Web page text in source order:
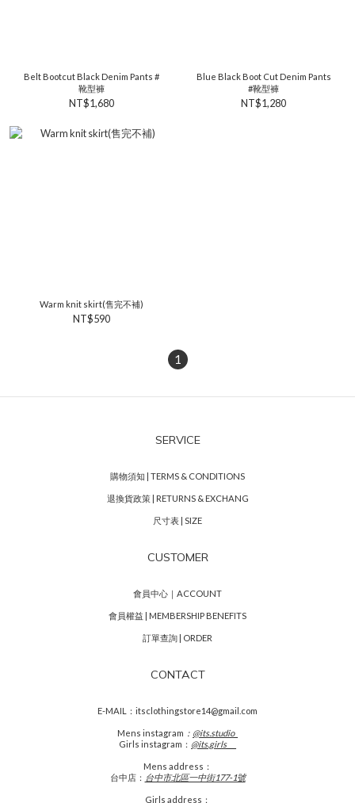
Belt Bootcut Black Denim Pants #
靴型褲
NT$1,680
Blue Black Boot Cut Denim Pants
#靴型褲
NT$1,280
Warm knit skirt(售完不補)
NT$590
1
SERVICE
購物須知 | TERMS & CONDITIONS
退換貨政策 | RETURNS & EXCHANG
尺寸表 | SIZE
CUSTOMER
會員中心｜ACCOUNT
會員權益 | MEMBERSHIP BENEFITS
訂單查詢 | ORDER
CONTACT
E-MAIL：itsclothingstore14@gmail.com
Mens instagram ： @its.studio_
Girls instagram： @its.girls___
Mens address：
台中店： 台中市北區一中街177-1號
Girls address：